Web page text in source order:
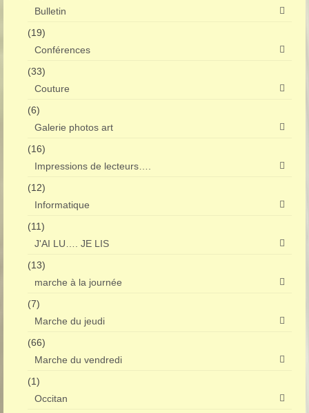
Bulletin
(19)
Conférences
(33)
Couture
(6)
Galerie photos art
(16)
Impressions de lecteurs….
(12)
Informatique
(11)
J'AI LU…. JE LIS
(13)
marche à la journée
(7)
Marche du jeudi
(66)
Marche du vendredi
(1)
Occitan